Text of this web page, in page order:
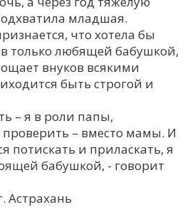
младшая.
что хотела бы
только любящей бабушкой,
внуков всякими
быть строгой и
– я в роли папы,
– вместо мамы. И
потискать и приласкать, я
бабушкой, - говорит
Астрахань